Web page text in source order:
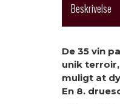
Beskrivelse
De 35 vin
unik
muligt at
En 8.